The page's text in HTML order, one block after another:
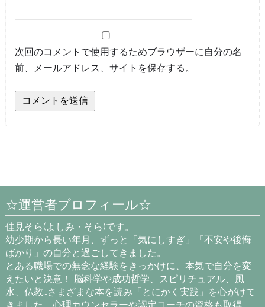
次回のコメントで使用するためブラウザーに自分の名
前、メールアドレス、サイトを保存する。
☆運営者プロフィール☆
佳見そら(よしみ・そら)です。
幼少期から長い年月、ずっと「気にしすぎ」「不安や後悔
ばかり」の自分と過ごしてきました。
とある職場での無念な経験をきっかけに、本気で自分を変
えたいと決意！ 脳科学や成功哲学、スピリチュアル、風
水、仏教…さまざまな本を読み「とにかく実践」を心がけて